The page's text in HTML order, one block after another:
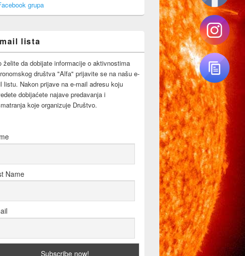
grupa
lista
želite da dobijate informacije o aktivnostima
društva "Alfa" prijavite se na našu e-
listu. Nakon prijave na e-mail adresu koju
dobijaćete najave predavanja i
koje organizuje Društvo.
Name